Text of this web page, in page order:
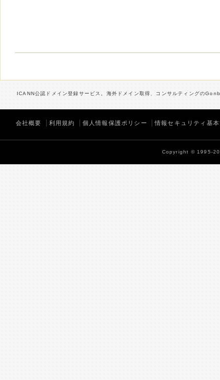
ICANN公認ドメイン登録サービス。海外ドメイン取得、コンサルティングの
会社概要 利用規約 個人情報保護ポリシー 情報セキュリティ基
Copyright © 1995-